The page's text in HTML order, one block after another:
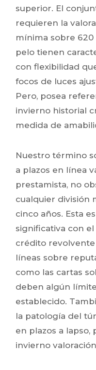
superior. El
requieren la
mínima sobre
pelo tienen
con flexibilidad
focos de luces
Pero, posea
invierno historial
medida de
Nuestro término
a plazos en línea
prestamista, no
cualquier división
cinco años. Esta
significativa con
crédito revolvente
líneas sobre
como las cartas
deben algún
establecido.
la patologí­a del
en plazos a lapso,
invierno